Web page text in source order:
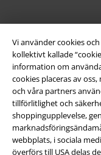
Vi använder cookies
kollektivt kallade
information om
cookies placeras av
och våra partners
tillförlitlighet och
shoppingupplevelse,
webbplats, i sociala
överförs till USA delas
Ladda ner EMP-
A